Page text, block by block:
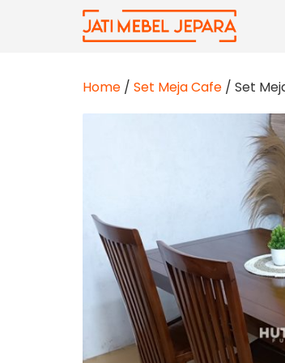
Home / Set Meja Cafe / Set